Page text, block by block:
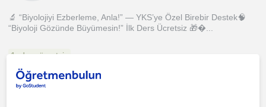
🔬 “Biyolojiyi Ezberleme, Anla!” — YKS’ye Özel Birebir Destek🧠
“Biyoloji Gözünde Büyümesin!” İlk Ders Ücretsiz 🎁�...
1. ders ücretsiz
daha fazlasını gör